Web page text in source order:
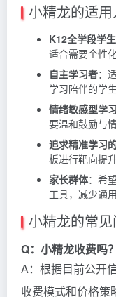
小精龙的适
K12全学段学生
适合需要个性
自主学习者：
学习陪伴的学生
情绪敏感型学
要温和鼓励与
追求精准学习
板进行靶向提
家长群体：希
工具，减少通
小精龙的常
Q：小精龙收费吗？
A：根据目前公开
收费模式和价格策